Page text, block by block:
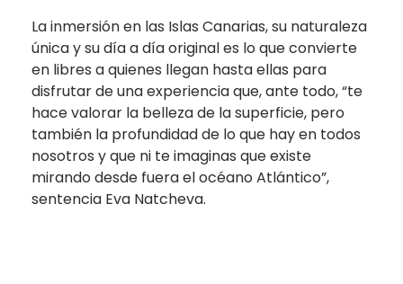
La inmersión en las Islas Canarias, su naturaleza
única y su día a día original es lo que convierte
en libres a quienes llegan hasta ellas para
disfrutar de una experiencia que, ante todo, “te
hace valorar la belleza de la superficie, pero
también la profundidad de lo que hay en todos
nosotros y que ni te imaginas que existe
mirando desde fuera el océano Atlántico”,
sentencia Eva Natcheva.